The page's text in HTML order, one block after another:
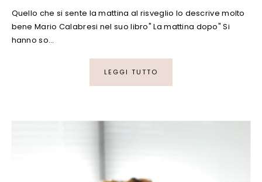
Quello che si sente la mattina al risveglio lo descrive molto
bene Mario Calabresi nel suo libro" La mattina dopo" Si
hanno so…
LEGGI TUTTO